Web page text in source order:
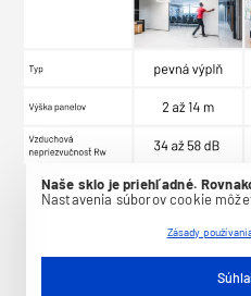
Naše sklo je priehľadné.
Nastavenia súborov cookie
Zásady